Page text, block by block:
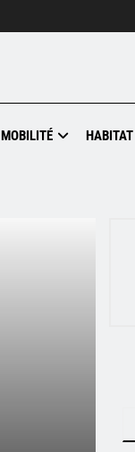
MOBILITÉ HABITAT